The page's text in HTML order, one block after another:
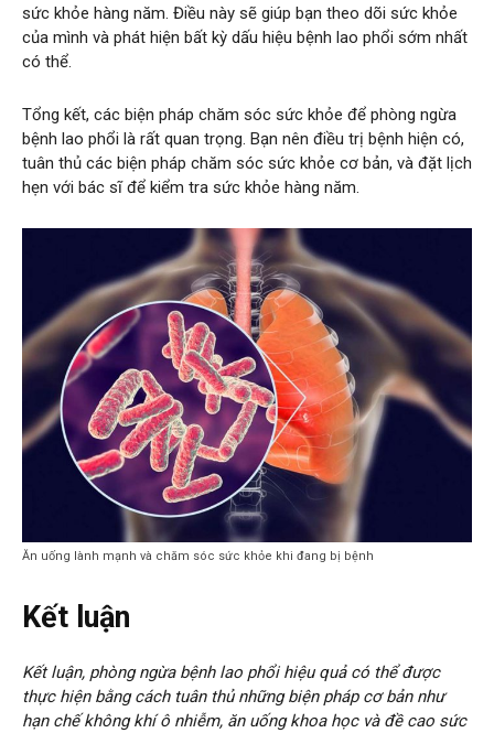
sức khỏe hàng năm. Điều này sẽ giúp bạn theo dõi sức khỏe
của mình và phát hiện bất kỳ dấu hiệu bệnh lao phổi sớm nhất
có thể.
Tổng kết, các biện pháp chăm sóc sức khỏe để phòng ngừa
bệnh lao phổi là rất quan trọng. Bạn nên điều trị bệnh hiện có,
tuân thủ các biện pháp chăm sóc sức khỏe cơ bản, và đặt lịch
hẹn với bác sĩ để kiểm tra sức khỏe hàng năm.
Ăn uống lành mạnh và chăm sóc sức khỏe khi đang bị bệnh
Kết luận
Kết luận, phòng ngừa bệnh lao phổi hiệu quả có thể được
thực hiện bằng cách tuân thủ những biện pháp cơ bản như
hạn chế không khí ô nhiễm, ăn uống khoa học và đề cao sức